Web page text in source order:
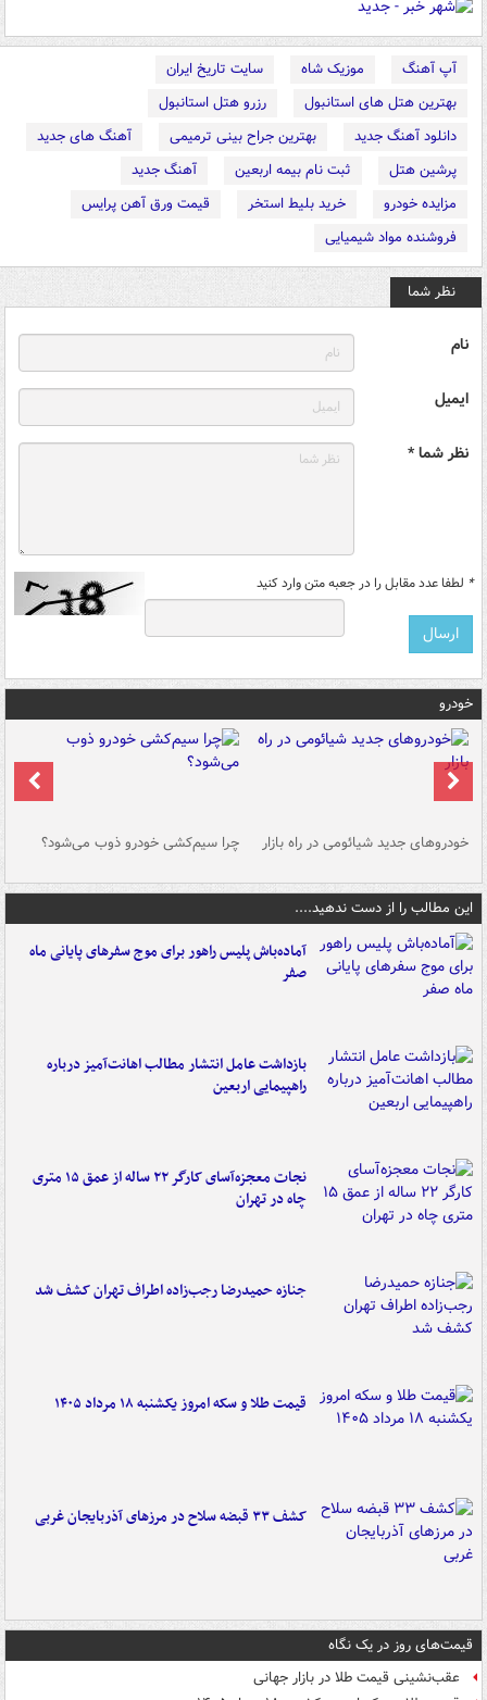
آپ آهنگ موزیک شاه
سایت تاریخ ایران
بهترین هتل های استانبول
رزرو هتل استانبول
دانلود آهنگ جدید
بهترین جراح بینی ترمیمی
آهنگ های جدید
پرشین هتل
ثبت نام بیمه اربعین
آهنگ جدید
مزایده خودرو
خرید بلیط استخر
قیمت ورق آهن پرایس
فروشنده مواد شیمیایی
نظر شما
نام
ایمیل
نظر شما *
* لطفا عدد مقابل را در جعبه متن وارد کنید
خودرو
خودروهای جدید شیائومی در راه بازار چرا سیم‌کشی خودرو ذوب می‌شود؟
این مطالب را از دست ندهید....
آماده‌باش پلیس راهور برای موج سفرهای پایانی ماه
صفر
بازداشت عامل انتشار مطالب اهانت‌آمیز درباره
راهپیمایی اربعین
نجات معجزه‌آسای کارگر ۲۲ ساله از عمق ۱۵ متری
چاه در تهران
جنازه حمیدرضا رجب‌زاده اطراف تهران کشف شد
قیمت طلا و سکه امروز یکشنبه ۱۸ مرداد ۱۴۰۵
کشف ۳۳ قبضه سلاح در مرزهای آذربایجان غربی
قیمت‌های روز در یک نگاه
عقب‌نشینی قیمت طلا در بازار جهانی